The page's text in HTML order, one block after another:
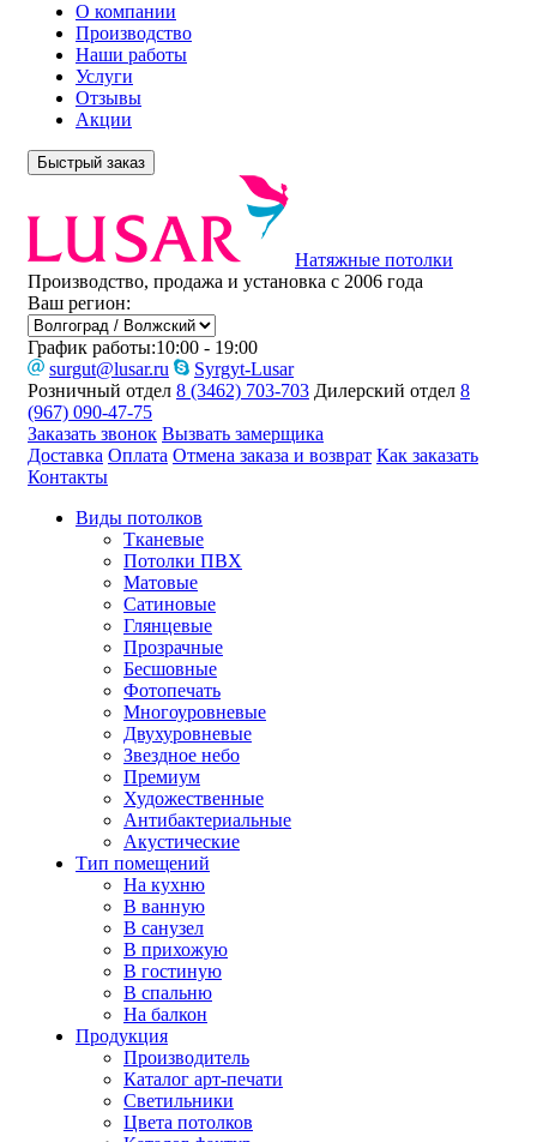
О компании
Производство
Наши работы
Услуги
Отзывы
Акции
Быстрый заказ
Натяжные потолки
Производство, продажа и установка с 2006 года
Ваш регион:
График работы:10:00 - 19:00
surgut@lusar.ru
Syrgyt-Lusar
Розничный отдел 8 (3462) 703-703 Дилерский отдел 8
(967) 090-47-75
Заказать звонок Вызвать замерщика
Доставка Оплата Отмена заказа и возврат Как заказать
Контакты
Виды потолков
Тканевые
Потолки ПВХ
Матовые
Сатиновые
Глянцевые
Прозрачные
Бесшовные
Фотопечать
Многоуровневые
Двухуровневые
Звездное небо
Премиум
Художественные
Антибактериальные
Акустические
Тип помещений
На кухню
В ванную
В санузел
В прихожую
В гостиную
В спальню
На балкон
Продукция
Производитель
Каталог арт-печати
Светильники
Цвета потолков